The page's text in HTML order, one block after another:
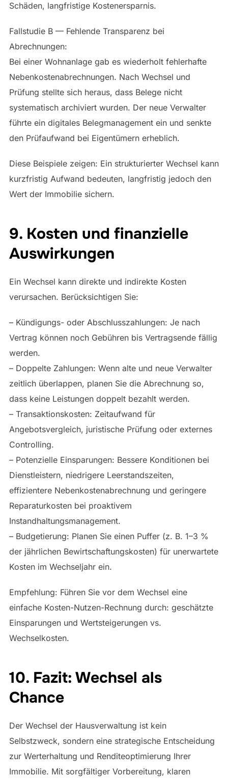
Schäden, langfristige Kostenersparnis.
Fallstudie B — Fehlende Transparenz bei
Abrechnungen:
Bei einer Wohnanlage gab es wiederholt fehlerhafte
Nebenkostenabrechnungen. Nach Wechsel und
Prüfung stellte sich heraus, dass Belege nicht
systematisch archiviert wurden. Der neue Verwalter
führte ein digitales Belegmanagement ein und senkte
den Prüfaufwand bei Eigentümern erheblich.
Diese Beispiele zeigen: Ein strukturierter Wechsel kann
kurzfristig Aufwand bedeuten, langfristig jedoch den
Wert der Immobilie sichern.
9. Kosten und finanzielle
Auswirkungen
Ein Wechsel kann direkte und indirekte Kosten
verursachen. Berücksichtigen Sie:
– Kündigungs- oder Abschlusszahlungen: Je nach
Vertrag können noch Gebühren bis Vertragsende fällig
werden.
– Doppelte Zahlungen: Wenn alte und neue Verwalter
zeitlich überlappen, planen Sie die Abrechnung so,
dass keine Leistungen doppelt bezahlt werden.
– Transaktionskosten: Zeitaufwand für
Angebotsvergleich, juristische Prüfung oder externes
Controlling.
– Potenzielle Einsparungen: Bessere Konditionen bei
Dienstleistern, niedrigere Leerstandszeiten,
effizientere Nebenkostenabrechnung und geringere
Reparaturkosten bei proaktivem
Instandhaltungsmanagement.
– Budgetierung: Planen Sie einen Puffer (z. B. 1–3 %
der jährlichen Bewirtschaftungskosten) für unerwartete
Kosten im Wechseljahr ein.
Empfehlung: Führen Sie vor dem Wechsel eine
einfache Kosten-Nutzen-Rechnung durch: geschätzte
Einsparungen und Wertsteigerungen vs.
Wechselkosten.
10. Fazit: Wechsel als
Chance
Der Wechsel der Hausverwaltung ist kein
Selbstzweck, sondern eine strategische Entscheidung
zur Werterhaltung und Renditeoptimierung Ihrer
Immobilie. Mit sorgfältiger Vorbereitung, klaren